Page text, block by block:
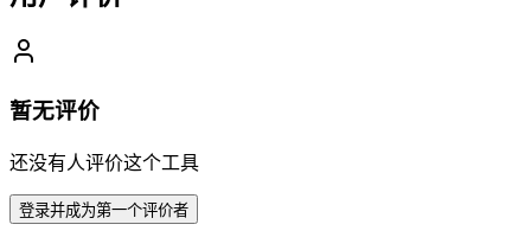
暂无评价
还没有人评价这个工具
登录并成为第一个评价者